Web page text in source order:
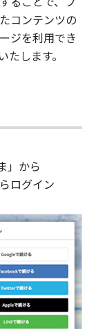
コンテンツの
ジを利用でき
します。
」から
ログイン